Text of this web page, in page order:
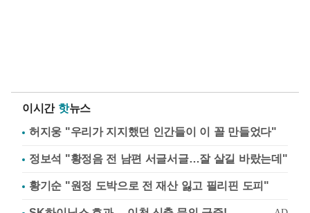
이시간 핫뉴스
허지웅 "우리가 지지했던 인간들이 이 꼴 만들었다"
정보석 "황정음 전 남편 서글서글…잘 살길 바랐는데"
황기순 "원정 도박으로 전 재산 잃고 필리핀 도피"